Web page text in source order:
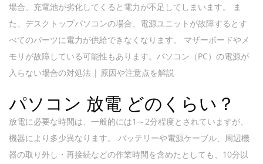
場合、充電池が劣化してくると電力が不足してしまいます。 ま
た、デスクトップパソコンの場合、電源ユニットが故障するとす
べてのパーツに電力が供給できなくなります。 マザーボードやメ
モリが故障している可能性もあります。パソコン（PC）の電源が
入らない場合の対処法 | 原因や注意点を解説
パソコン 放電 どのくらい？
放電に必要な時間は、一般的には1～2分程度とされていますが、
機器により多少異なります。 バッテリーや電源ケーブル、周辺機
器の取り外し・再接続などの作業時間を含めたとしても、10分以